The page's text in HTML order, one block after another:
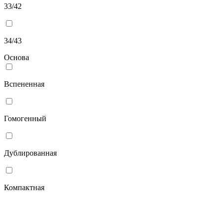
33/42
34/43
Основа
Вспененная
Гомогенный
Дублированная
Компактная